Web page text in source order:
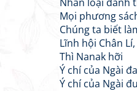
Mọi phương
Chúng ta biết
Lĩnh hội Chân
Thì Nanak hỡi
Ý chí của Ngài
Ý chí của Ngài